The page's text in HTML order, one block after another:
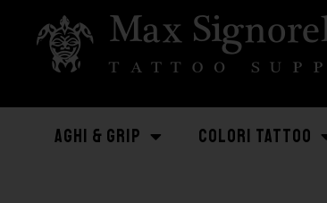
AGHI & GRIP COLORI TATTOO